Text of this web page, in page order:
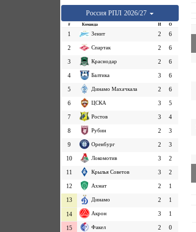
Россия РПЛ 2026/27
# Команда И О
1 Зенит 2
6
2
Спартак 2
6
3
Краснодар 2
6
4
Балтика 3
6
5
Динамо Махачкала 2
6
6
ЦСКА 3
5
7
Ростов 3
4
8
Рубин 2
3
9
Оренбург 2
3
10
Локомотив 3
2
11
Крылья Советов 3
2
12
Ахмат 2
1
13
Динамо 2 1
14 Акрон 3 1
15 Факел 2 0